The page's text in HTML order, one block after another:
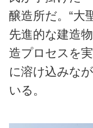
醸造所だ。“大
先進的な建造
造プロセスを
に溶け込みな
いる。